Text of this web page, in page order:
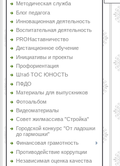
Методическая служба
Блог педагога
Инновационная деятельность
Воспитательная деятельность
PROНаставничество
Дистанционное обучение
Инициативы и проекты
Профориентация
Штаб ТОС ЮНОСТЬ
ПФДО
Материалы для выпускников
Фотоальбом
Видеоматериалы
Совет жилмассива "Стройка"
Городской конкурс "От ладошки
до гармошки"
Финансовая грамотность
Противодействие коррупции
Независимая оценка качества